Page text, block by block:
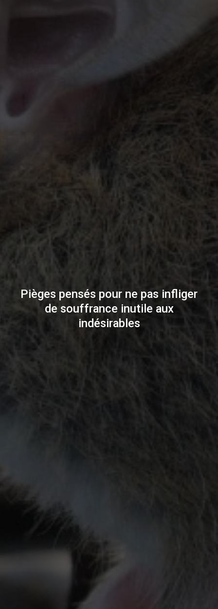
Pièges pensés pour ne pas infliger
de souffrance inutile aux
indésirables